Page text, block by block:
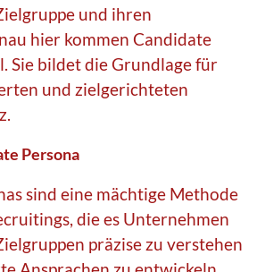
und ihren
hier kommen Candidate
Sie bildet die Grundlage für
und zielgerichteten
Persona
sind eine mächtige Methode
die es Unternehmen
präzise zu verstehen